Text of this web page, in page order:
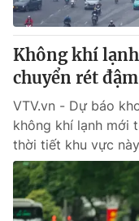
Không khí
chuyển rét đậm
VTV.vn - Dự báo
không khí lạnh mới
thời tiết khu vực